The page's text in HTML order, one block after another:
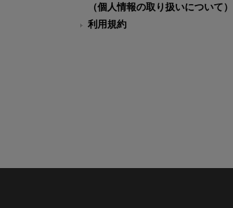
（個人情報の取り扱いについて）
利用規約